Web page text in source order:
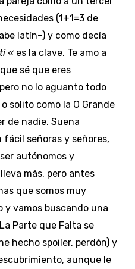
(1+1=3 de
latín-) y como decía
«es la clave. Te amo a
sé que eres
no lo aguanto todo
solito como la O Grande
de nadie. Suena
señoras y señores,
autónomos y
más, pero antes
que somos muy
y vamos buscando una
Parte que Falta se
hecho spoiler, perdón) y
aunque le